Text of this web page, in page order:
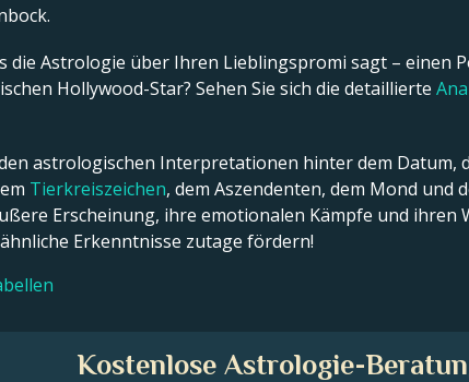
die Astrologie über Ihren Lieblingspromi sagt – einen
Hollywood-Star? Sehen Sie sich die detaillierte
astrologischen Interpretationen hinter dem Datum,
Tierkreiszeichen, dem Aszendenten, dem Mond und
Erscheinung, ihre emotionalen Kämpfe und ihren
Erkenntnisse zutage fördern!
Kostenlose Astrologie-